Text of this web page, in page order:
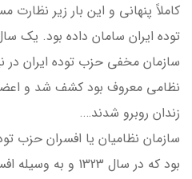
كاملاً پنهاني و اين بار زير
سازمان مخفي حزب توده ايران در
نظامي معروف بود كشف شد و
زندان روبرو شدند….
سازمان نظامیان یا افسران حزب
بود که در سال 1323